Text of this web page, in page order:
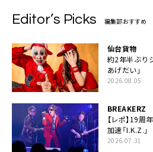
Editor’s Picks 編集部おすすめ
仙台貨物
約2年半ぶり
あげだい」
2026.08.05
BREAKERZ
【レポ】19
加速「I.K.Z.」
2026.07.31